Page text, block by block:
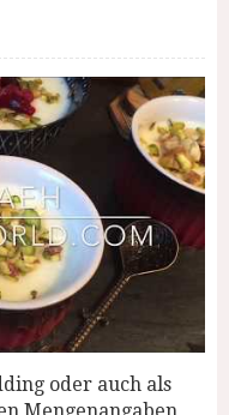
oder auch als
Mengenangaben